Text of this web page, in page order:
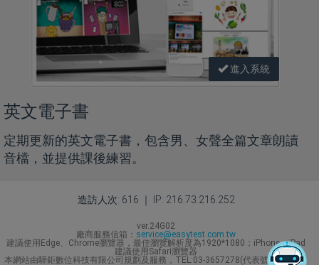
進入系統
英文電子書
定期更新的英文電子書，包含男、女聲全篇文章朗讀
音檔，並提供課後練習。
造訪人次: 616 ｜ IP: 216.73.216.252
ver.24G02
廠商服務信箱： service@easytest.com.tw
建議使用Edge、Chrome瀏覽器，最佳瀏覽解析度為1920*1080；iPhone、iPad
建議使用Safari瀏覽器
本網站由驊鉅數位科技有限公司規劃及服務，TEL:03-3657278(代表號) Line ID：